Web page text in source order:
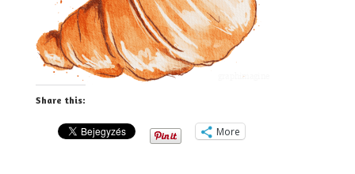
Share this:
More